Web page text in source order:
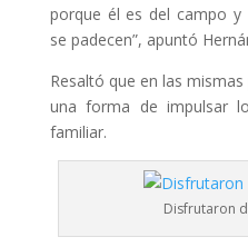
porque él es del campo y
se padecen”, apuntó
Resaltó que en las
una forma de impulsar
familiar.
Disfrutaron